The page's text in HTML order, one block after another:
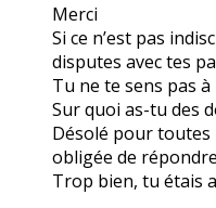
Merci
Si ce n’est pas
disputes avec tes
Tu ne te sens pas à
Sur quoi as-tu des
Désolé pour toutes
obligée de
Trop bien, tu étais